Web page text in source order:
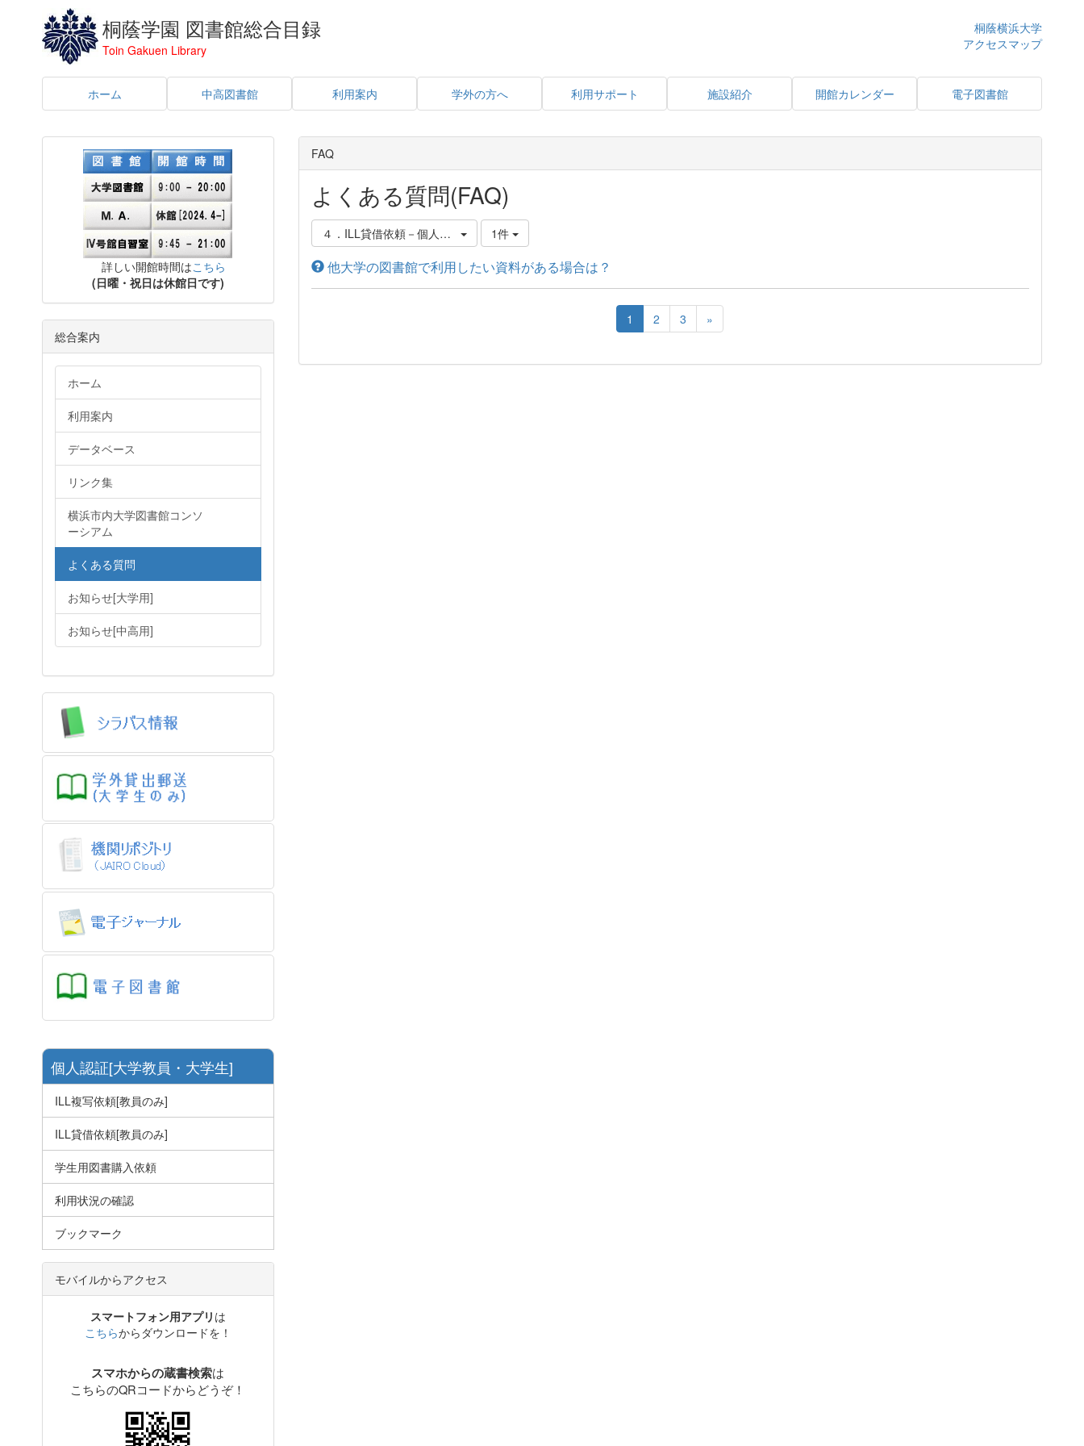
桐蔭学園 図書館総合目録
Toin Gakuen Library
桐蔭横浜大学
アクセスマップ
ホーム 中高図書館 利用案内 学外の方へ 利用サポート 施設紹介 開館カレンダー 電子図書館
FAQ
よくある質問(FAQ)
４．ILL貸借依頼－個人認証機能－（大学教員のみ）
1件
他大学の図書館で利用したい資料がある場合は？
1 2 3 »
詳しい開館時間はこちら
(日曜・祝日は休館日です)
総合案内
ホーム
利用案内
データベース
リンク集
横浜市内大学図書館コンソ
ーシアム
よくある質問
お知らせ[大学用]
お知らせ[中高用]
個人認証[大学教員・大学生]
ILL複写依頼[教員のみ]
ILL貸借依頼[教員のみ]
学生用図書購入依頼
利用状況の確認
ブックマーク
モバイルからアクセス
スマートフォン用アプリ は
こちらからダウンロードを！
スマホからの蔵書検索は
こちらのQRコードからどうぞ！